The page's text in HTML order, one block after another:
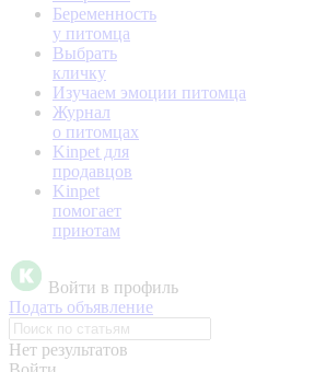
Беременность
у питомца
Выбрать
кличку
Изучаем эмоции питомца
Журнал
о питомцах
Kinpet для
продавцов
Kinpet
помогает
приютам
Войти в профиль
Подать объявление
Нет результатов